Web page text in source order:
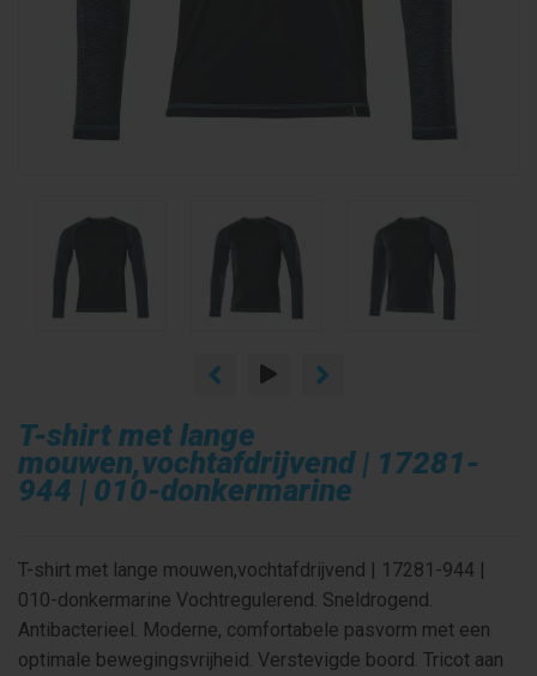
T-shirt met lange
mouwen,vochtafdrijvend | 17281-
944 | 010-donkermarine
T-shirt met lange mouwen,vochtafdrijvend | 17281-944 |
010-donkermarine Vochtregulerend. Sneldrogend.
Antibacterieel. Moderne, comfortabele pasvorm met een
optimale bewegingsvrijheid. Verstevigde boord. Tricot aan